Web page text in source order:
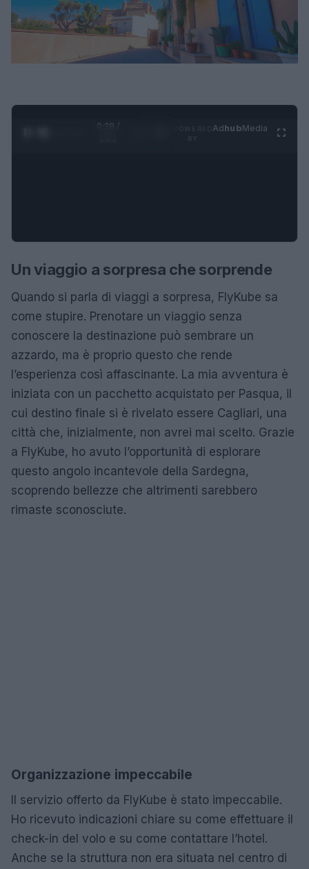
0:29 /
AdhubMedia
Un viaggio a sorpresa che sorprende
Quando si parla di viaggi a sorpresa, FlyKube sa
come stupire. Prenotare un viaggio senza
conoscere la destinazione può sembrare un
azzardo, ma è proprio questo che rende
l’esperienza così affascinante. La mia avventura è
iniziata con un pacchetto acquistato per Pasqua, il
cui destino finale si è rivelato essere Cagliari, una
città che, inizialmente, non avrei mai scelto. Grazie
a FlyKube, ho avuto l’opportunità di esplorare
questo angolo incantevole della Sardegna,
scoprendo bellezze che altrimenti sarebbero
rimaste sconosciute.
Organizzazione impeccabile
Il servizio offerto da FlyKube è stato impeccabile.
Ho ricevuto indicazioni chiare su come effettuare il
check-in del volo e su come contattare l’hotel.
Anche se la struttura non era situata nel centro di